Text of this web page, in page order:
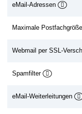
eMail-Adressen
Maximale
Webmail per SSL-
Spamfilter
eMail-Weiterleitungen